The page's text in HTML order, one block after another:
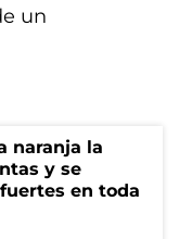
un
naranja la
y se
en toda